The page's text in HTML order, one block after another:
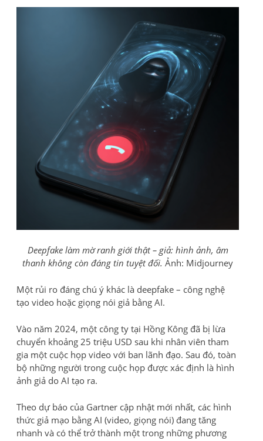
Deepfake làm mờ ranh giới thật – giả: hình ảnh, âm
thanh không còn đáng tin tuyệt đối. Ảnh: Midjourney
Một rủi ro đáng chú ý khác là deepfake – công nghệ
tạo video hoặc giọng nói giả bằng AI.
Vào năm 2024, một công ty tại Hồng Kông đã bị lừa
chuyển khoảng 25 triệu USD sau khi nhân viên tham
gia một cuộc họp video với ban lãnh đạo. Sau đó, toàn
bộ những người trong cuộc họp được xác định là hình
ảnh giả do AI tạo ra.
Theo dự báo của Gartner cập nhật mới nhất, các hình
thức giả mạo bằng AI (video, giọng nói) đang tăng
nhanh và có thể trở thành một trong những phương